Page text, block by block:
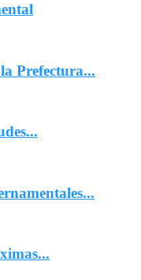
Prefectura...